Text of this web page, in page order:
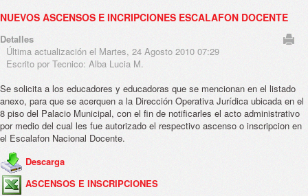
NUEVOS ASCENSOS E INCRIPCIONES ESCALAFON DOCENTE
Detalles
Última actualización el Martes, 24 Agosto 2010 07:29
Escrito por Tecnico: Alba Lucia M.
Se solicita a los educadores y educadoras que se mencionan en el listado
anexo, para que se acerquen a la Dirección Operativa Jurídica ubicada en el
8 piso del Palacio Municipal, con el fin de notificarles el acto administrativo
por medio del cual les fue autorizado el respectivo ascenso o inscripcion en
el Escalafon Nacional Docente.
Descarga
ASCENSOS E INSCRIPCIONES